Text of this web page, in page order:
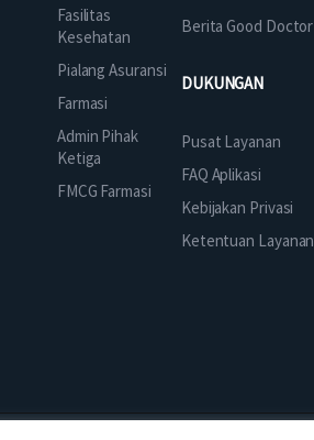
Fasilitas
Kesehatan
Pialang Asuransi
Farmasi
Admin Pihak
Ketiga
FMCG Farmasi
Berita Good Doctor
DUKUNGAN
Pusat Layanan
FAQ Aplikasi
Kebijakan Privasi
Ketentuan Layanan